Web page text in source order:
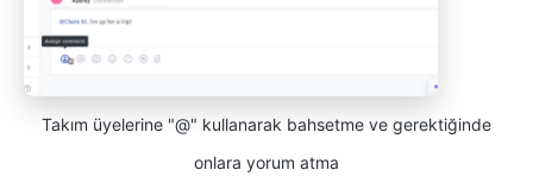
Takım üyelerine "@" kullanarak bahsetme ve gerektiğinde
onlara yorum atma